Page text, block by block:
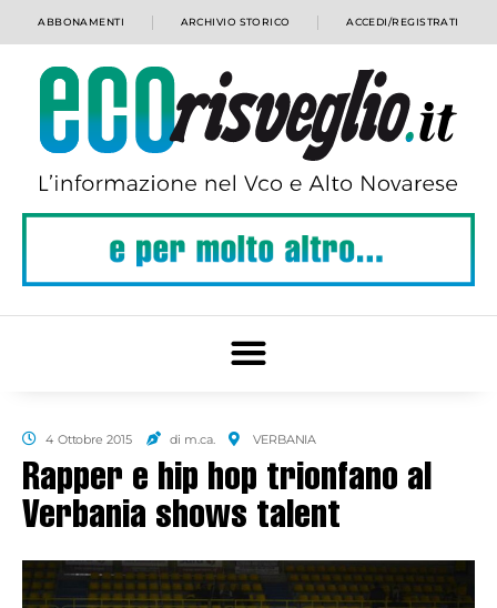
ABBONAMENTI ARCHIVIO STORICO ACCEDI/REGISTRATI
4 Ottobre 2015 di m.ca. VERBANIA
Rapper e hip hop trionfano al
Verbania shows talent